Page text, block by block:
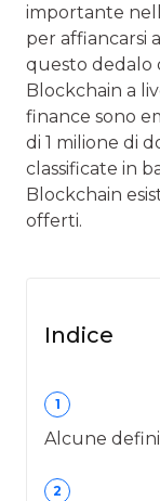
importante
per affiancarsi
questo dedalo
Blockchain a
finance sono
di 1 milione di
classificate in
Blockchain
offerti.
Indice
1
Alcune
2